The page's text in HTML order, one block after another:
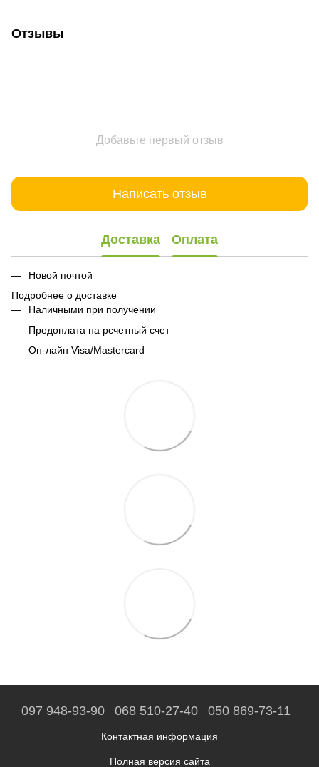
Отзывы
Добавьте первый отзыв
Написать отзыв
Доставка Оплата
Новой почтой
Подробнее о доставке
Наличными при получении
Предоплата на рсчетный счет
Он-лайн Visa/Mastercard
097 948-93-90 068 510-27-40 050 869-73-11
Контактная информация
Полная версия сайта